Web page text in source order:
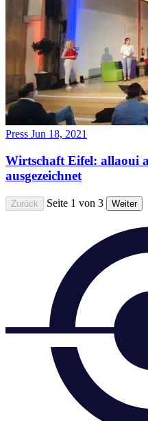
Press Jun 18, 2021
Wirtschaft Eifel: allaoui
ausgezeichnet
Zurück Seite 1 von 3 Weiter